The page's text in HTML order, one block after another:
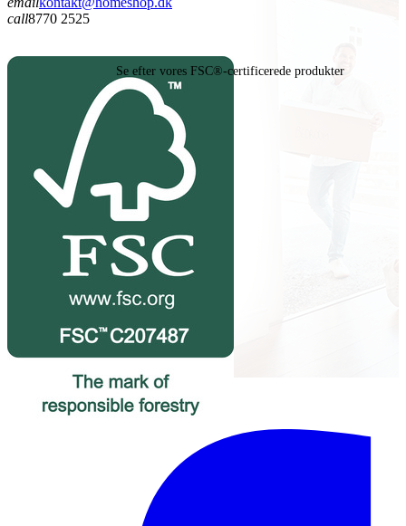
call8770 2525
Se efter vores FSC®-certificerede produkter